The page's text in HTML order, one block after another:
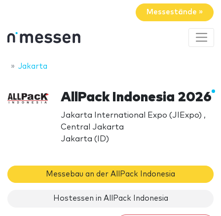
Messestände »
Jakarta
AllPack Indonesia 2026
Jakarta International Expo (JIExpo) ,
Central Jakarta
Jakarta (ID)
Messebau an der AllPack Indonesia
Hostessen in AllPack Indonesia